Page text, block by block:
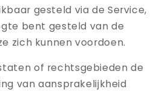
gesteld via de Service,
bent gesteld van de
zich kunnen voordoen.
of rechtsgebieden de
van aansprakelijkheid